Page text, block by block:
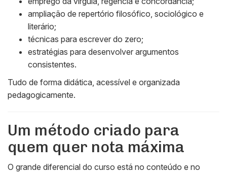
ampliação de repertório filosófico, sociológico e
literário;
técnicas para escrever do zero;
estratégias para desenvolver argumentos
consistentes.
Tudo de forma didática, acessível e organizada
pedagogicamente.
Um método criado para
quem quer nota máxima
O grande diferencial do curso está no conteúdo e no